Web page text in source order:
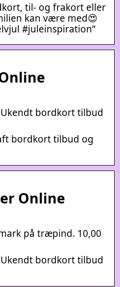
til- og frakort eller
kan være med😍
#juleinspiration”
bordkort tilbud
bordkort tilbud og
Online
på træpind. 10,00
bordkort tilbud